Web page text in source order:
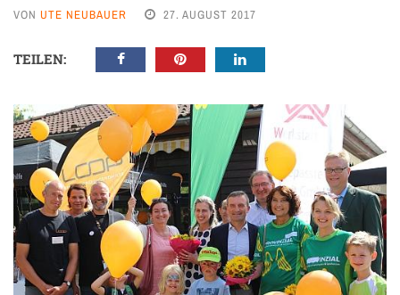
VON UTE NEUBAUER 27. AUGUST 2017
TEILEN: